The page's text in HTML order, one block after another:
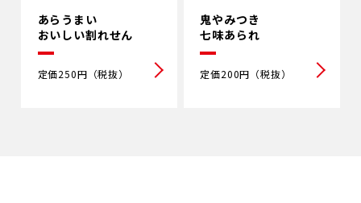
あらうまい
おいしい割れせん
定価250円（税抜）
鬼やみつき
七味あられ
定価200円（税抜）